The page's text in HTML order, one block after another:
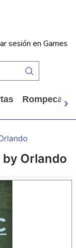
sesión en Games
Orlando